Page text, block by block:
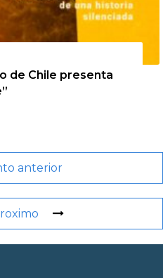
de Chile presenta
anterior